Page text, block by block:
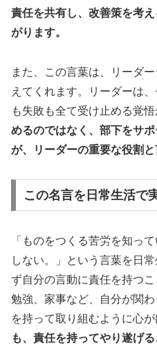
責任を共有し、改善策を考
がります。
また、この言葉は、リーダ
えてくれます。リーダーは
も失敗も全て受け止める覚悟
めるのではなく、部下をサ
が、リーダーの重要な役割と
この名言を日常生活で
「ものをつくる苦労を知っ
しない。」という言葉を日
ず自分の言動に責任を持つ
勉強、家事など、自分が関
を持って取り組むように心が
も、責任を持ってやり遂げ